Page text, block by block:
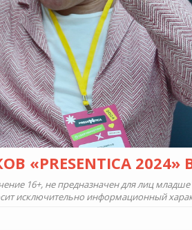
2024»
16+, не предназначен для лиц младше
исключительно информационный